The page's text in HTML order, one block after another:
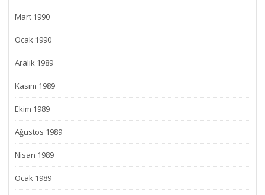
Mart 1990
Ocak 1990
Aralık 1989
Kasım 1989
Ekim 1989
Ağustos 1989
Nisan 1989
Ocak 1989